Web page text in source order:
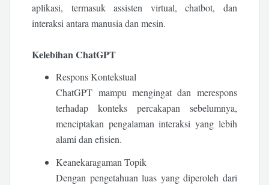
aplikasi, termasuk assisten virtual, chatbot, dan
interaksi antara manusia dan mesin.
Kelebihan ChatGPT
Respons Kontekstual
ChatGPT mampu mengingat dan merespons
terhadap konteks percakapan sebelumnya,
menciptakan pengalaman interaksi yang lebih
alami dan efisien.
Keanekaragaman Topik
Dengan pengetahuan luas yang diperoleh dari